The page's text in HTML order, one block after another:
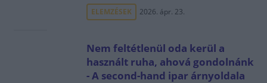
ELEMZÉSEK 2026. ápr. 23.
Nem feltétlenül oda kerül a
használt ruha, ahová gondolnánk
- A second-hand ipar árnyoldala